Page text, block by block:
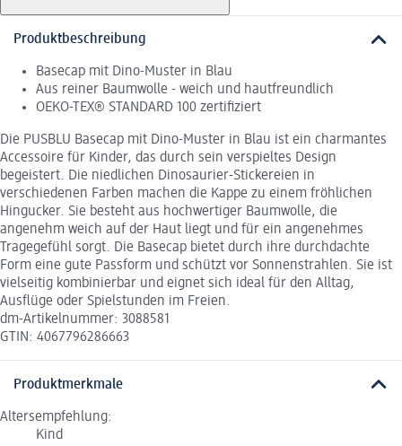
Produktbeschreibung
Basecap mit Dino-Muster in Blau
Aus reiner Baumwolle - weich und hautfreundlich
OEKO-TEX® STANDARD 100 zertifiziert
Die PUSBLU Basecap mit Dino-Muster in Blau ist ein charmantes
Accessoire für Kinder, das durch sein verspieltes Design
begeistert. Die niedlichen Dinosaurier-Stickereien in
verschiedenen Farben machen die Kappe zu einem fröhlichen
Hingucker. Sie besteht aus hochwertiger Baumwolle, die
angenehm weich auf der Haut liegt und für ein angenehmes
Tragegefühl sorgt. Die Basecap bietet durch ihre durchdachte
Form eine gute Passform und schützt vor Sonnenstrahlen. Sie ist
vielseitig kombinierbar und eignet sich ideal für den Alltag,
Ausflüge oder Spielstunden im Freien.
dm-Artikelnummer: 3088581
GTIN: 4067796286663
Produktmerkmale
Altersempfehlung:
Kind